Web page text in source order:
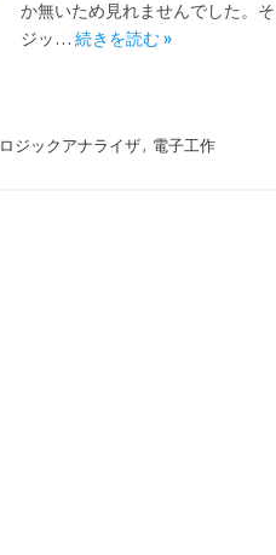
か無いため見れませんでした。
ジッ… 続きを読む »
ロジックアナライザ, 電子工作